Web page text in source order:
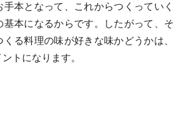
本となって、これからつくっていく
基本になるからです。したがって、そ
る料理の味が好きな味かどうかは、
トになります。